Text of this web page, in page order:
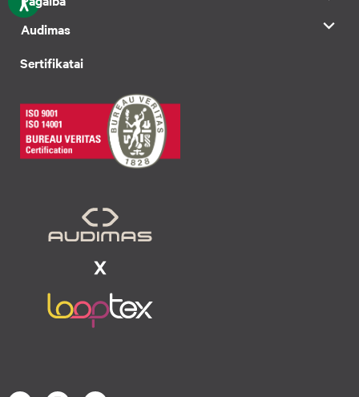
Audimas
Sertifikatai